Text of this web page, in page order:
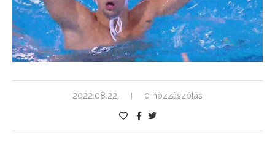
2022.08.22. 0 hozzászólás